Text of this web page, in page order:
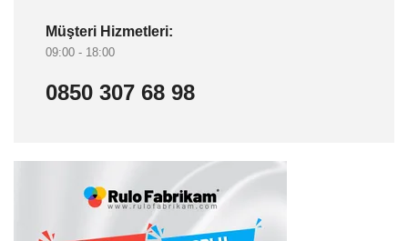
Müşteri Hizmetleri:
09:00 - 18:00
0850 307 68 98